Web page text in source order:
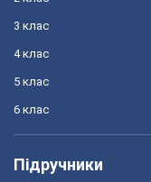
3 клас
4 клас
5 клас
6 клас
Підручники